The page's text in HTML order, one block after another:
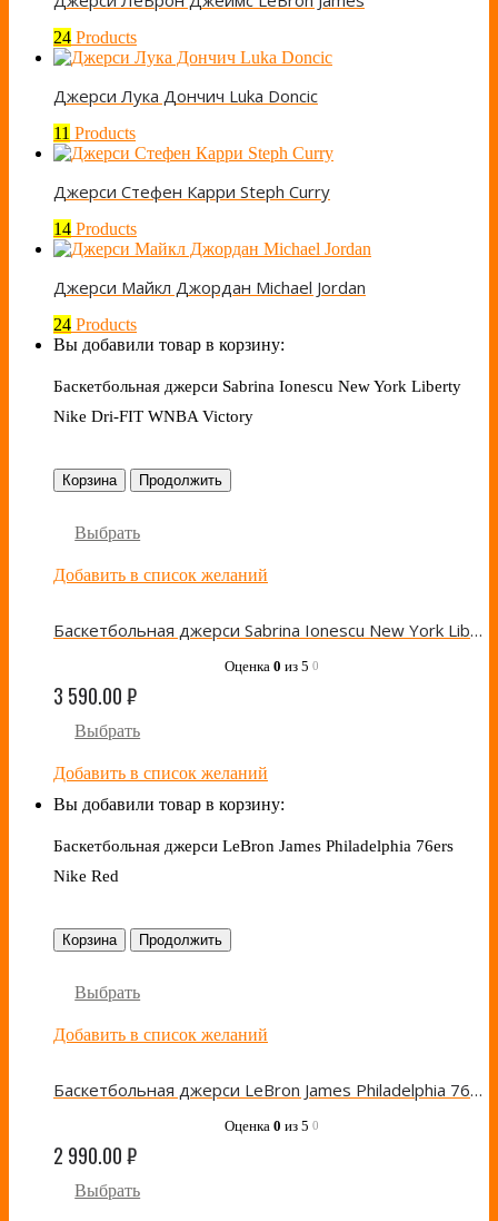
24 Products
Джерси Лука Дончич Luka Doncic
11 Products
Джерси Стефен Карри Steph Curry
14 Products
Джерси Майкл Джордан Michael Jordan
24 Products
Вы добавили товар в корзину:
Баскетбольная джерси Sabrina Ionescu New York Liberty
Nike Dri-FIT WNBA Victory
Корзина Продолжить
Выбрать
Добавить в список желаний
Баскетбольная джерси Sabrina Ionescu New York Liberty Nike Dri-FIT WNBA Victory
Оценка 0 из 5 0
3 590.00₽
Выбрать
Добавить в список желаний
Вы добавили товар в корзину:
Баскетбольная джерси LeBron James Philadelphia 76ers
Nike Red
Корзина Продолжить
Выбрать
Добавить в список желаний
Баскетбольная джерси LeBron James Philadelphia 76ers Nike Red
Оценка 0 из 5 0
2 990.00₽
Выбрать